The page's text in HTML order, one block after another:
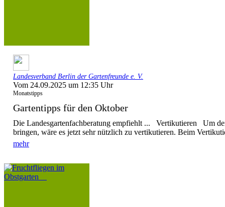
Landesverband Berlin der Gartenfreunde e. V.
Vom 24.09.2025 um 12:35 Uhr
Monatstipps
Gartentipps für den Oktober
Die Landesgartenfachberatung empfiehlt ... Vertikutieren Um
bringen, wäre es jetzt sehr nützlich zu vertikutieren. Beim
mehr